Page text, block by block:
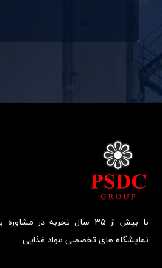
با بیش از 35 سال تجربه در
نمایشگاه های تخصصی مواد غذایی.